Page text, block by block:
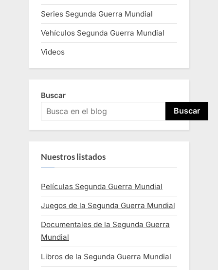
Series Segunda Guerra Mundial
Vehículos Segunda Guerra Mundial
Videos
Buscar
Buscar
Nuestros listados
Películas Segunda Guerra Mundial
Juegos de la Segunda Guerra Mundial
Documentales de la Segunda Guerra
Mundial
Libros de la Segunda Guerra Mundial